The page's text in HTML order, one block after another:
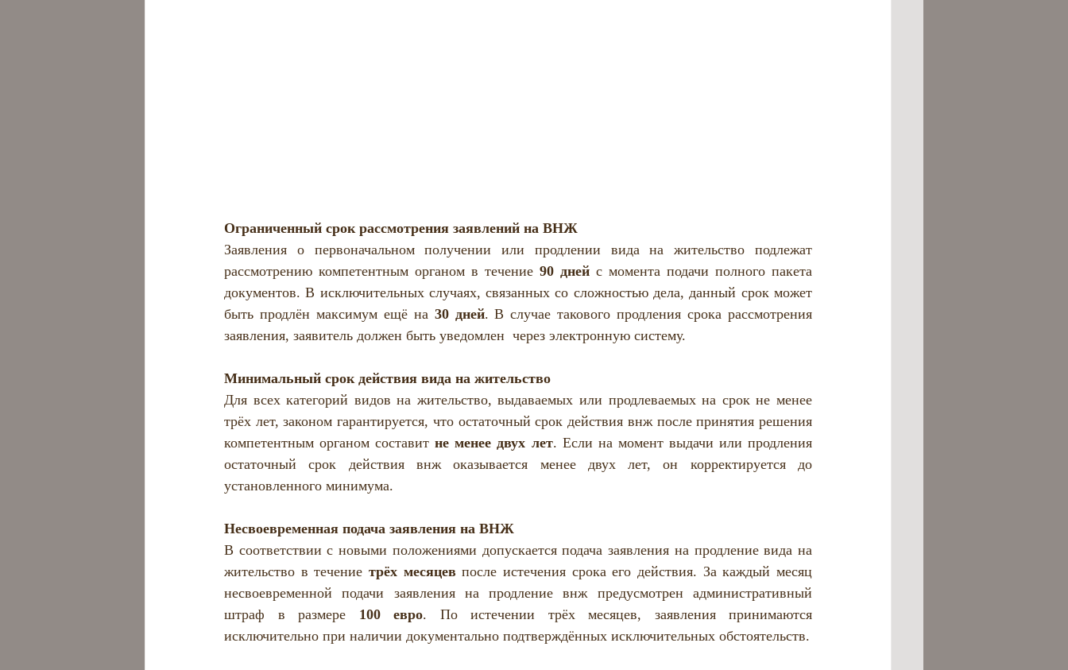
Ограниченный срок рассмотрения заявлений на ВНЖ
Заявления о первоначальном получении или продлении вида на жительство подлежат
рассмотрению компетентным органом в течение 90 дней с момента подачи полного пакета
документов. В исключительных случаях, связанных со сложностью дела, данный срок может
быть продлён максимум ещё на 30 дней. В случае такового продления срока рассмотрения
заявления, заявитель должен быть уведомлен  через электронную систему.
Минимальный срок действия вида на жительство
Для всех категорий видов на жительство, выдаваемых или продлеваемых на срок не менее
трёх лет, законом гарантируется, что остаточный срок действия внж после принятия решения
компетентным органом составит не менее двух лет. Если на момент выдачи или продления
остаточный срок действия внж оказывается менее двух лет, он корректируется до
установленного минимума.
Несвоевременная подача заявления на ВНЖ
В соответствии с новыми положениями допускается подача заявления на продление вида на
жительство в течение трёх месяцев после истечения срока его действия. За каждый месяц
несвоевременной подачи заявления на продление внж предусмотрен административный
штраф в размере 100 евро. По истечении трёх месяцев, заявления принимаются
исключительно при наличии документально подтверждённых исключительных обстоятельств.